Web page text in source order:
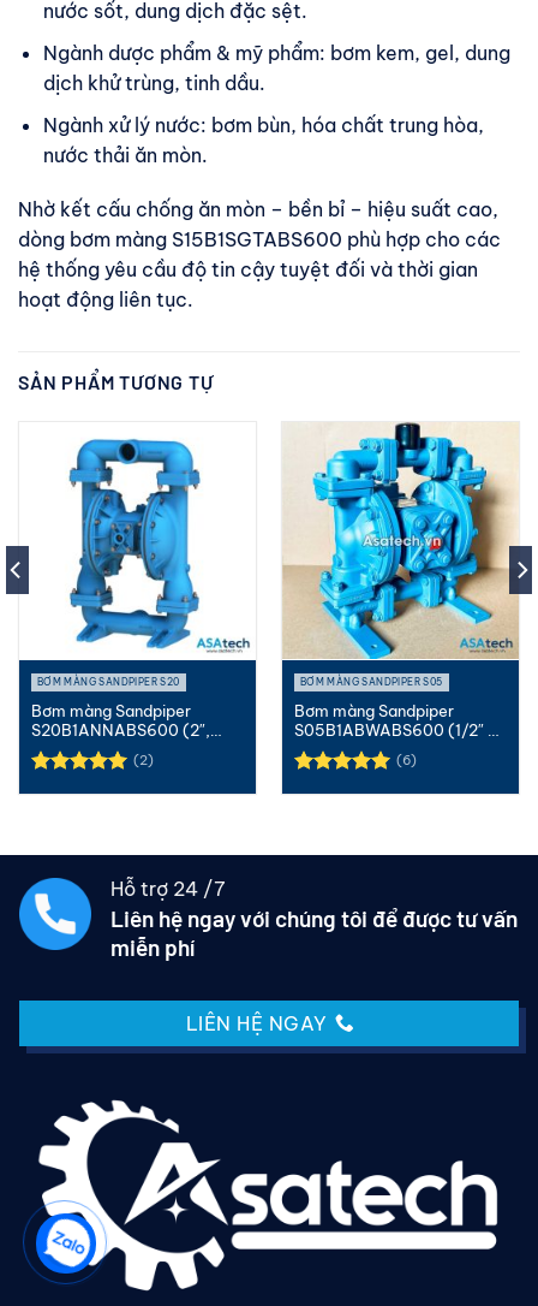
nước sốt, dung dịch đặc sệt.
Ngành dược phẩm & mỹ phẩm: bơm kem, gel, dung
dịch khử trùng, tinh dầu.
Ngành xử lý nước: bơm bùn, hóa chất trung hòa,
nước thải ăn mòn.
Nhờ kết cấu chống ăn mòn – bền bỉ – hiệu suất cao,
dòng bơm màng S15B1SGTABS600 phù hợp cho các
hệ thống yêu cầu độ tin cậy tuyệt đối và thời gian
hoạt động liên tục.
SẢN PHẨM TƯƠNG TỰ
BƠM MÀNG SANDPIPER S20
Bơm màng Sandpiper
S20B1ANNABS600 (2″,
Nhôm, Neoprene)
(2)
BƠM MÀNG SANDPIPER S05
Bơm màng Sandpiper
S05B1ABWABS600 (1/2″ –
Nhôm – Buna)
(6)
Hỗ trợ 24 /7
Liên hệ ngay với chúng tôi để được tư vấn
miễn phí
LIÊN HỆ NGAY